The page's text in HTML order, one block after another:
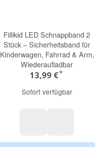
Fillikid LED Schnappband 2
Stück – Sicherheitsband für
Kinderwagen, Fahrrad & Arm,
Wiederaufladbar
13,99 €*
Sofort verfügbar